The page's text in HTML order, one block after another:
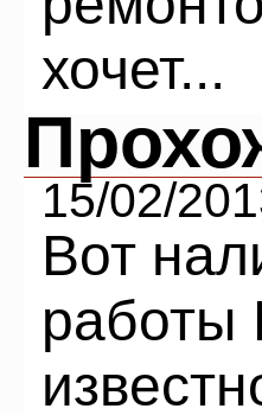
хочет...
15/02/
Вот
работы